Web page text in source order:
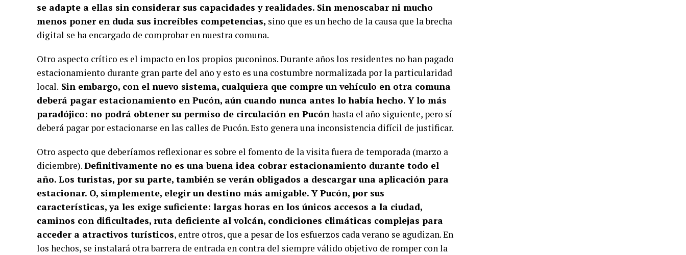
se adapte a ellas sin considerar sus capacidades y realidades. Sin menoscabar ni mucho
menos poner en duda sus increíbles competencias, sino que es un hecho de la causa que la brecha
digital se ha encargado de comprobar en nuestra comuna.
Otro aspecto crítico es el impacto en los propios puconinos. Durante años los residentes no han pagado
estacionamiento durante gran parte del año y esto es una costumbre normalizada por la particularidad
local. Sin embargo, con el nuevo sistema, cualquiera que compre un vehículo en otra comuna
deberá pagar estacionamiento en Pucón, aún cuando nunca antes lo había hecho. Y lo más
paradójico: no podrá obtener su permiso de circulación en Pucón hasta el año siguiente, pero sí
deberá pagar por estacionarse en las calles de Pucón. Esto genera una inconsistencia difícil de justificar.
Otro aspecto que deberíamos reflexionar es sobre el fomento de la visita fuera de temporada (marzo a
diciembre).Definitivamente no es una buena idea cobrar estacionamiento durante todo el
año. Los turistas, por su parte, también se verán obligados a descargar una aplicación para
estacionar. O, simplemente, elegir un destino más amigable. Y Pucón, por sus
características, ya les exige suficiente: largas horas en los únicos accesos a la ciudad,
caminos con dificultades, ruta deficiente al volcán, condiciones climáticas complejas para
acceder a atractivos turísticos, entre otros, que a pesar de los esfuerzos cada verano se agudizan. En
los hechos, se instalará otra barrera de entrada en contra del siempre válido objetivo de romper con la